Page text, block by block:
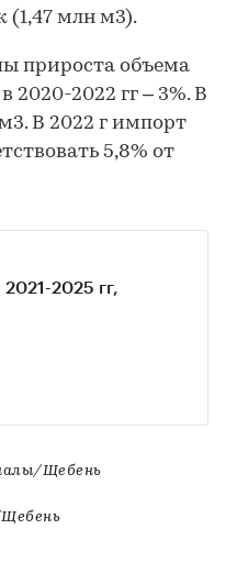
(1,47 млн м3).
прироста объема
2020-2022 гг – 3%. В
В 2022 г импорт
5,8% от
2025 гг,
Щебень